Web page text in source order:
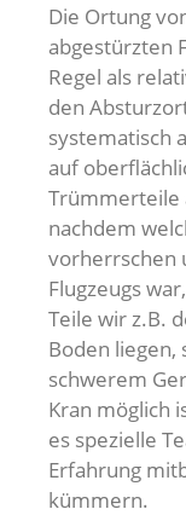
Die Ortung
abgestürzten
Regel als
den
systematisch
auf
Trümmerteile
nachdem
vorherrschen
Flugzeugs
Teile wir z.B.
Boden liegen,
schwerem
Kran möglich
es spezielle
Erfahrung
kümmern.